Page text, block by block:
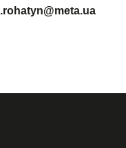
.rohatyn@meta.ua